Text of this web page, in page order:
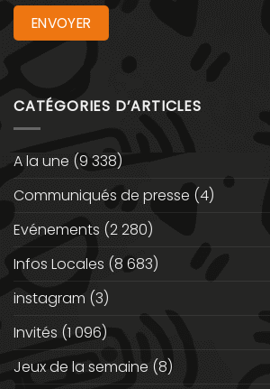
CATÉGORIES D’ARTICLES
A la une (9 338)
Communiqués de presse (4)
Evénements (2 280)
Infos Locales (8 683)
instagram (3)
Invités (1 096)
Jeux de la semaine (8)